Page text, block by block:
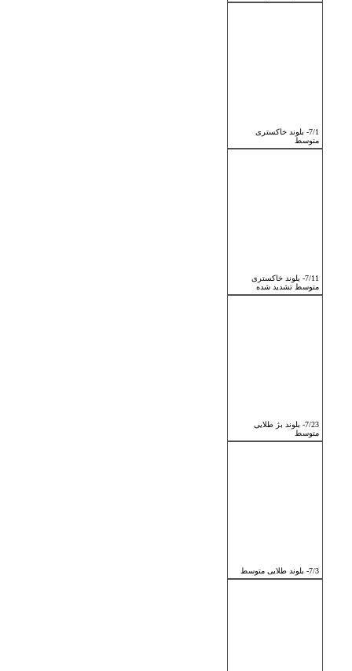
7/1- بلوند خاکستری
متوسط
7/11- بلوند خاکستری
متوسط تشدید شده
7/23- بلوند بژ طلایی
متوسط
7/3- بلوند طلایی متوسط